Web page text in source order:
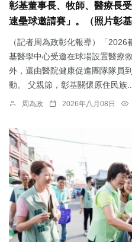
彰基董事長、牧師、醫療長
速壘球邀請賽」。（照片彰基
（記者周為政彰化報導）「
基醫學中心受邀在球場設置醫療
外，還由醫院健康促進團隊隊員
動。 父親節，彰基關懷原住民族
周為政 2026年八月08日